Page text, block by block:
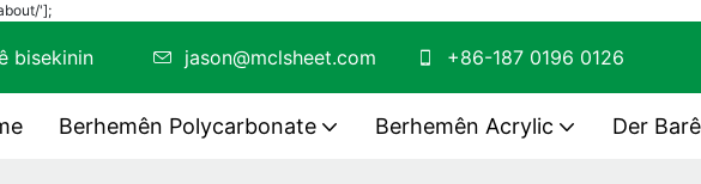
'];
bisekinin jason@mclsheet.com +86-187 0196 0126
Berhemên Polycarbonate Berhemên Acrylic Der